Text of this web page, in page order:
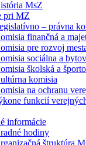
MsZ
pri MZ
– právna
finančná a
pre rozvoj
sociálna a
školská a
komisia
na ochranu
funkcií
informácie
hodiny
štruktúra